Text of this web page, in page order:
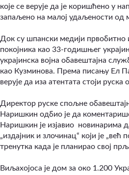
које се верује да је коришћено у
запаљено на малој удаљености од
Док су шпански медији првобитно
покојника као 33-годишњег
украјинска војна обавештајна
као Кузминова. Према писању Ел
верује да иза атентата стоји руска
Директор руске спољне
Наришкин одбио је да
Наришкин је изјавио новинарима
„издајник и злочинац“ који је
тренутка када је планирао свој
Виљахојоса је дом за око 1.200